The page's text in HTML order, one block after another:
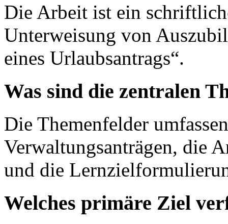
Die Arbeit ist ein
Unterweisung von
eines Urlaubsantrags“.
Was sind die zentralen
Die Themenfelder
Verwaltungsanträgen, die
und die
Welches primäre Ziel